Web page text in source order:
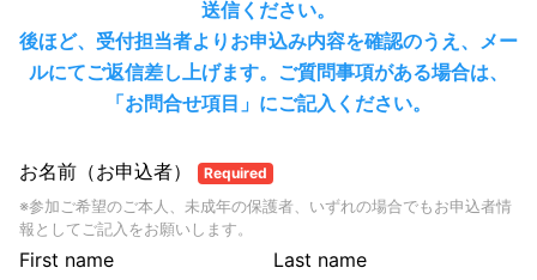
送信ください。
後ほど、受付担当者よりお申込み内容を確認のうえ、メー
ルにてご返信差し上げます。ご質問事項がある場合は、
「お問合せ項目」にご記入ください。
お名前（お申込者） Required
※参加ご希望のご本人、未成年の保護者、いずれの場合でもお申込者情
報としてご記入をお願いします。
Last name
First name